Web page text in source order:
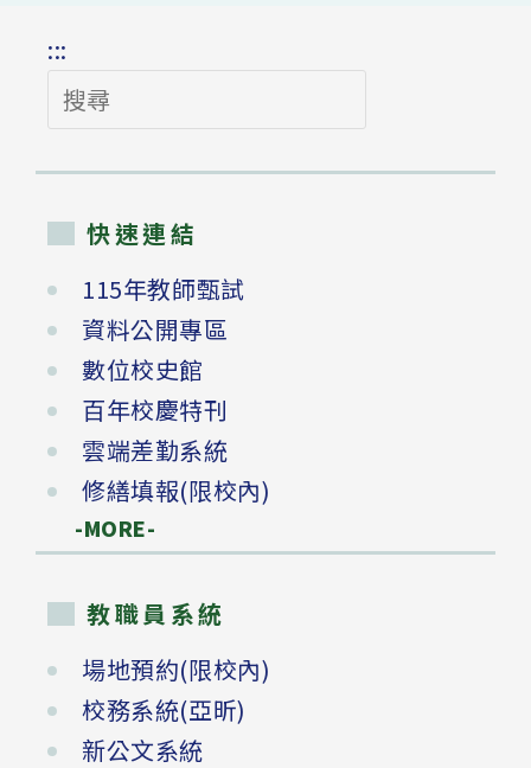
:::
搜
尋
快速連結
115年教師甄試
資料公開專區
數位校史館
百年校慶特刊
雲端差勤系統
修繕填報(限校內)
-MORE-
教職員系統
場地預約(限校內)
校務系統(亞昕)
新公文系統